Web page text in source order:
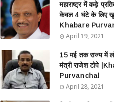
महाराष्ट्र में कड़े
केवल 4 घंटे के लिए
Khabare
April 19, 2021
15 मई तक राज्य में
मंत्री राजेश टोपे
Purvanchal
April 28, 2021